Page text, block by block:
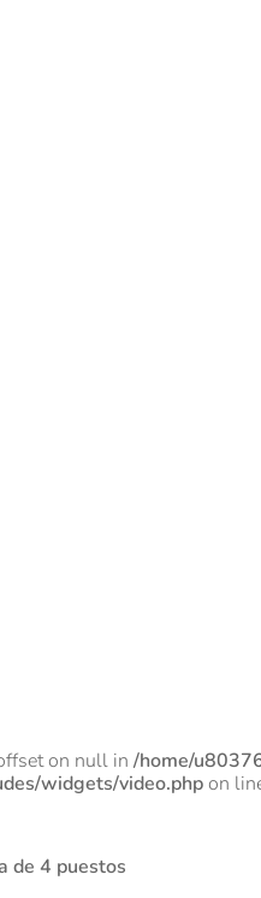
on null in /home/
widgets/video.phpon
de 4 puestos